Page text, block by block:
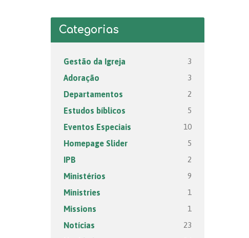
Categorias
Gestão da Igreja 3
Adoração 3
Departamentos 2
Estudos bíblicos 5
Eventos Especiais 10
Homepage Slider 5
IPB 2
Ministérios 9
Ministries 1
Missions 1
Notícias 23